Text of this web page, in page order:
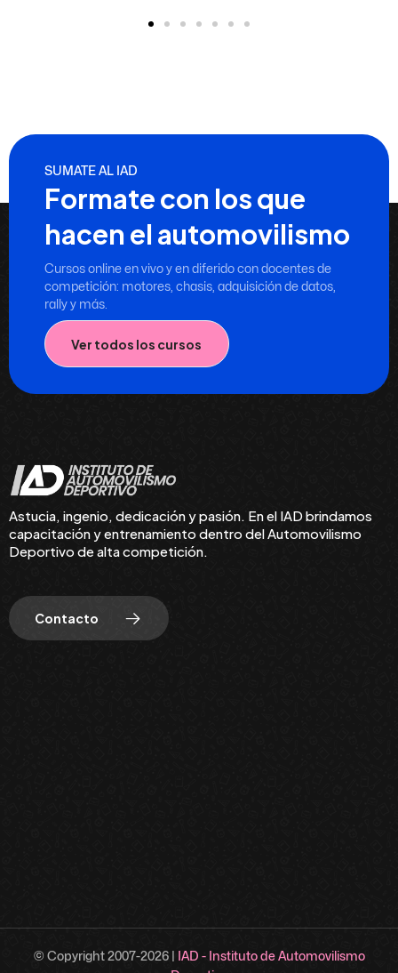
SUMATE AL IAD
Formate con los que
hacen el automovilismo
Cursos online en vivo y en diferido con docentes de
competición: motores, chasis, adquisición de datos,
rally y más.
Ver todos los cursos
Astucia, ingenio, dedicación y pasión. En el IAD brindamos
capacitación y entrenamiento dentro del Automovilismo
Deportivo de alta competición.
Contacto
© Copyright 2007-2026| IAD - Instituto de Automovilismo